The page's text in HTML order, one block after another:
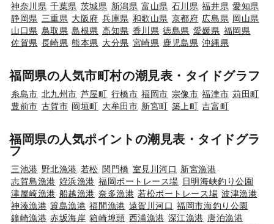
神奈川県 千葉県 茨城県 新潟県 富山県 石川県 福井県 愛知県
静岡県 三重県 大阪府 兵庫県 和歌山県 京都府 広島県 岡山県
山口県 鳥取県 島根県 高知県 香川県 徳島県 愛媛県 福岡県
佐賀県 長崎県 熊本県 大分県 宮崎県 鹿児島県 沖縄県
福岡県の人気市町村の潮見表・タイドグラフ
糸島市 北九州市 芦屋町 行橋市 福岡市 宗像市 福津市 苅田町
豊前市 古賀市 岡垣町 大牟田市 新宮町 築上町 吉富町
福岡県の人気ポイントの潮見表・タイドグラ
フ
三池港 野北漁港 若松 関門橋 室見川河口 新宮漁港
志賀島漁港 姪浜漁港 福岡ボートレース場 日明海峡釣り公園
津屋崎漁港 船越漁港 奈多漁港 若松ボートレース場 波津漁港
神湊漁港 簑島漁港 福間漁港 遠賀川河口 福岡市海釣り公園
鐘崎漁港 赤坂海岸 箱崎埠頭 西浦漁港 深江漁港 唐泊漁港